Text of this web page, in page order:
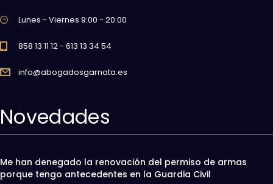
Lunes - Viernes 9:00 - 20:00
858 13 11 12 - 613 13 34 54
info@abogadosgarnata.es
Novedades
Me han denegado la renovación del permiso de armas
porque tengo antecedentes en la Guardia Civil